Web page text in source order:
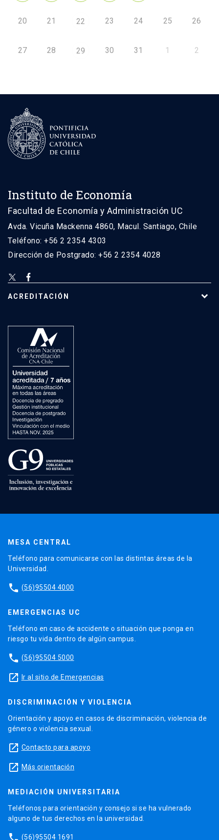
20 21 22 23 24 25 26
27 28 29 30 31 1 2
Instituto de Economía
Facultad de Economía y Administración UC
Avda. Vicuña Mackenna 4860, Macul. Santiago, Chile
Teléfono: +56 2 2354 4303
Dirección de Postgrado: +56 2 2354 4028
ACREDITACIÓN
MESA CENTRAL
Teléfono para comunicarse con las distintas áreas de la
Universidad.
phone (56)95504 4000
EMERGENCIAS UC
Teléfono en caso de accidente o situación que ponga en
riesgo tu vida dentro de algún campus.
phone (56)95504 5000
launch Ir al sitio de Emergencias
DISCRIMINACIÓN Y VIOLENCIA
Orientación y apoyo en casos de discriminación, violencia de
género o violencia sexual.
launch Contacto para apoyo
launch Más orientación
MEDIACIÓN UNIVERSITARIA
Teléfonos para orientación y consejo si se ha vulnerado
alguno de tus derechos en la universidad.
(56)95504 1691